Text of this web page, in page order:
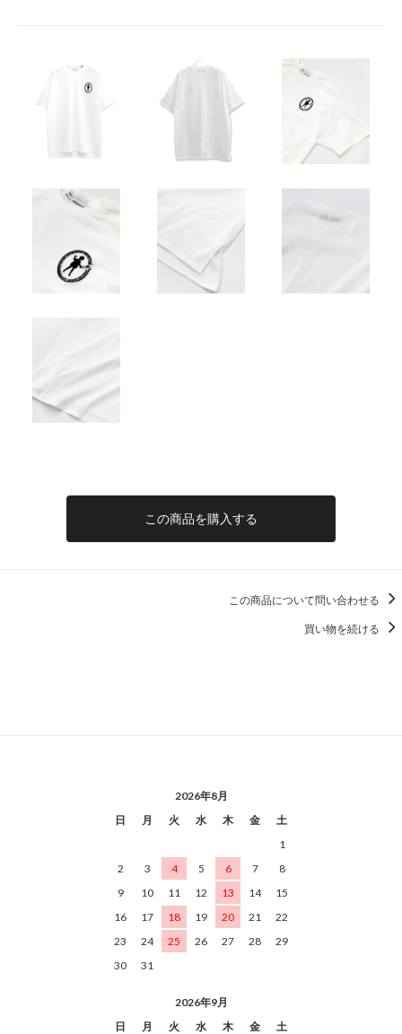
この商品を購入する
この商品について問い合わせる
買い物を続ける
2026年8月
日
月 火 水 木 金
土
1
2
3 4 5 6 7
8
9
10 11 12 13 14
15
16
17 18 19 20 21
22
23
24 25 26 27 28
29
30
31
2026年9月
日
月 火 水 木 金 土